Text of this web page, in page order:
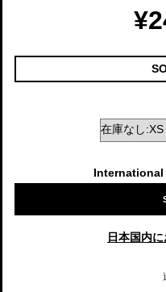
日本国内